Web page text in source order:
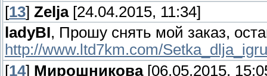
[13] Zelja[24.04.2015, 11:34]
ladyBI, Прошу снять мой заказ,
http://www.ltd7km.com/
[14] Мирошникова[06.05.2015,